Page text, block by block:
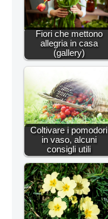
Fiori che mettono
allegria in casa
(gallery)
Coltivare i pomodori
in vaso, alcuni
consigli utili